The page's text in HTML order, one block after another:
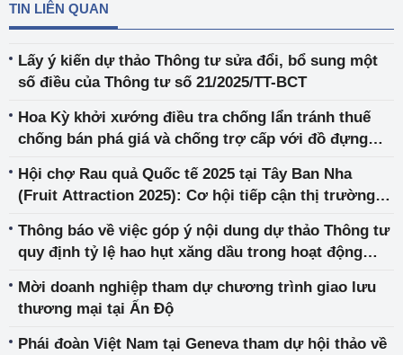
TIN LIÊN QUAN
Lấy ý kiến dự thảo Thông tư sửa đổi, bổ sung một
số điều của Thông tư số 21/2025/TT-BCT
Hoa Kỳ khởi xướng điều tra chống lẩn tránh thuế
chống bán phá giá và chống trợ cấp với đồ đựng
Hội chợ Rau quả Quốc tế 2025 tại Tây Ban Nha
(Fruit Attraction 2025): Cơ hội tiếp cận thị trường
Thông báo về việc góp ý nội dung dự thảo Thông tư
quy định tỷ lệ hao hụt xăng dầu trong hoạt động
Mời doanh nghiệp tham dự chương trình giao lưu
thương mại tại Ấn Độ
Phái đoàn Việt Nam tại Geneva tham dự hội thảo về